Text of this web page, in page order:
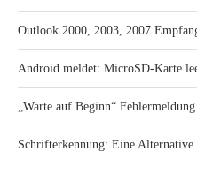
Outlook 2000, 2003, 2007
Android meldet: MicroSD-Karte
„Warte auf Beginn“
Schrifterkennung: Eine Alternative